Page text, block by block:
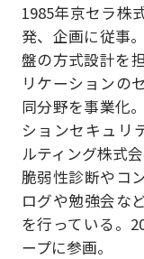
1985年京セラ株
発、企画に従事
盤の方式設計を
リケーションの
同分野を事業化
ションセキュリ
ルティング株式会
脆弱性診断やコ
ログや勉強会な
を行っている。
ープに参画。